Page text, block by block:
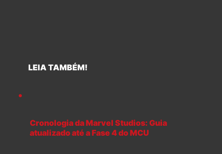
LEIA TAMBÉM!
Cronologia da Marvel Studios: Guia
atualizado até a Fase 4 do MCU